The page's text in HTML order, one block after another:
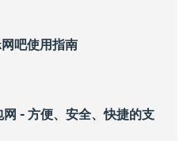
吧使用指南
- 方便、安全、快捷的支